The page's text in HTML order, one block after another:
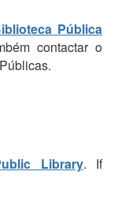
Pública
contactar o
Library. If